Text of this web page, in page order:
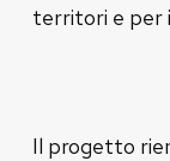
territori e per
Il progetto